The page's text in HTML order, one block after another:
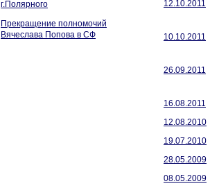
г.Полярного
Прекращение полномочий
Вячеслава Попова в СФ
12.10.2011
10.10.2011
26.09.2011
16.08.2011
12.08.2010
19.07.2010
28.05.2009
08.05.2009